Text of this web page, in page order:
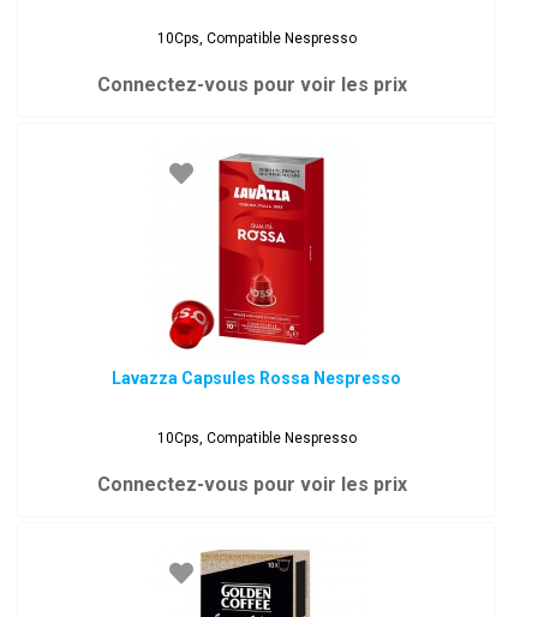
10Cps, Compatible Nespresso
Connectez-vous pour voir les prix
Lavazza Capsules Rossa Nespresso
10Cps, Compatible Nespresso
Connectez-vous pour voir les prix